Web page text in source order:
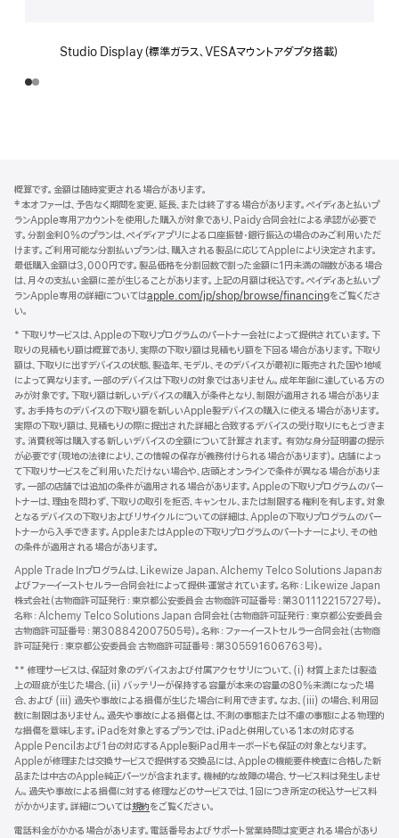
Studio Display（標準ガラス、VESAマウントアダプタ搭載）
ッ
タ
ー
注
概算です。金額は随時変更される場合があります。
‡ 本オファーは、予告なく期間を変更、延長、または終了する場合があります。ペイディあと払いプ
ランApple専用アカウントを使用した購入が対象であり、Paidy合同会社による承認が必要で
す。分割金利0%のプランは、ペイディアプリによる口座振替・銀行振込の場合のみご利用いただ
けます。ご利用可能な分割払いプランは、購入される製品に応じてAppleにより決定されます。
最低購入金額は3,000円です。製品価格を分割回数で割った金額に1円未満の端数がある場合
は、月々の支払い金額に差が生じることがあります。上記の月額は税込です。ペイディあと払いプ
ランApple専用の詳細についてはapple.com/jp/shop/browse/financingをご覧くださ
い。
* 下取りサービスは、Appleの下取りプログラムのパートナー会社によって提供されています。下
取りの見積もり額は概算であり、実際の下取り額は見積もり額を下回る場合があります。下取り
額は、下取りに出すデバイスの状態、製造年、モデル、そのデバイスが最初に販売された国や地域
によって異なります。一部のデバイスは下取りの対象ではありません。成年年齢に達している方の
みが対象です。下取り額は新しいデバイスの購入が条件となり、制限が適用される場合がありま
す。お手持ちのデバイスの下取り額を新しいApple製デバイスの購入に使える場合があります。
実際の下取り額は、見積もりの際に提出された詳細と合致するデバイスの受け取りにもとづきま
す。消費税等は購入する新しいデバイスの全額について計算されます。 有効な身分証明書の提示
が必要です（現地の法律により、この情報の保存が義務付けられる場合があります）。 店舗によっ
て下取りサービスをご利用いただけない場合や、店頭とオンラインで条件が異なる場合がありま
す。一部の店舗では追加の条件が適用される場合があります。Appleの下取りプログラムのパー
トナーは、理由を問わず、下取りの取引を拒否、キャンセル、または制限する権利を有します。対象
となるデバイスの下取りおよびリサイクルについての詳細は、Appleの下取りプログラムのパー
トナーから入手できます。AppleまたはAppleの下取りプログラムのパートナーにより、その他
の条件が適用される場合があります。
Apple Trade Inプログラムは、Likewize Japan、Alchemy Telco Solutions Japanお
よびファーイーストセルラー合同会社によって提供‧運営されています。名称：Likewize Japan
株式会社（古物商許可証発行：東京都公安委員会 古物商許可証番号：第301112215727号）。
名称：Alchemy Telco Solutions Japan 合同会社（古物商許可証発行：東京都公安委員会
古物商許可証番号：第308842007505号）。名称：ファーイーストセルラー合同会社（古物商
許可証発行：東京都公安委員会 古物商許可証番号：第305591606763号）。
** 修理サービスは、保証対象のデバイスおよび付属アクセサリについて、(i) 材質上または製造
上の瑕疵が生じた場合、(ii) バッテリーが保持する容量が本来の容量の80%未満になった場
合、および (iii) 過失や事故による損傷が生じた場合に利用できます。なお、(iii) の場合、利用回
数に制限はありません。過失や事故による損傷とは、不測の事態または不慮の事態による物理的
な損傷を意味します。iPadを対象とするプランでは、iPadと併用している1本の対応する
Apple Pencilおよび1台の対応するApple製iPad用キーボードも保証の対象となります。
Appleが修理または交換サービスで提供する交換品には、Appleの機能要件検査に合格した新
品または中古のApple純正パーツが含まれます。機械的な故障の場合、サービス料は発生しませ
ん。過失や事故による損傷に対する修理などのサービスでは、1回につき所定の税込サービス料
がかかります。詳細については規約${translate.store.a11y.opens_new_window}
をご覧ください。
電話料金がかかる場合があります。電話番号およびサポート営業時間は変更される場合があり